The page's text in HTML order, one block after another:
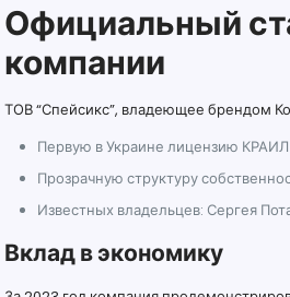
Официальный
компании
ТОВ “Спейсикс”, владеющее брендом
Первую в Украине лицензию КРАИЛ
Прозрачную структуру
Известных владельцев: Сергея
Вклад в экономику